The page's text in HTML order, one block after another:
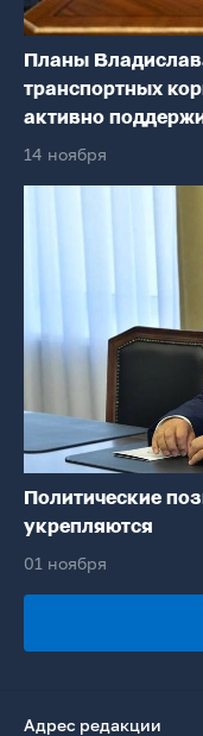
Планы
транспортных
активно
14 ноября
Политические
укрепляются
01 ноября
Адрес редакции